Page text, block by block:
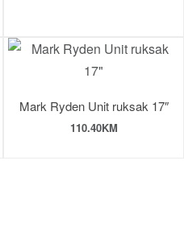
Mark Ryden Unit ruksak 17″
110.40KM